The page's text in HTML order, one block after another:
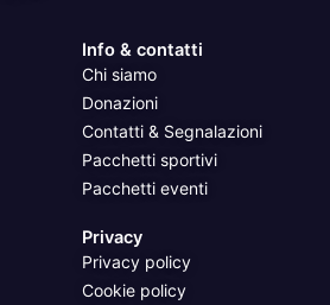
Info & contatti
Chi siamo
Donazioni
Contatti & Segnalazioni
Pacchetti sportivi
Pacchetti eventi
Privacy
Privacy policy
Cookie policy